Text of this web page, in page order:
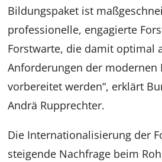
Bildungspaket ist
professionelle, engagierte
Forstwarte, die damit optimal
Anforderungen der modernen
vorbereitet werden“, erklärt
Andrä Rupprechter.
Die Internationalisierung der
steigende Nachfrage beim